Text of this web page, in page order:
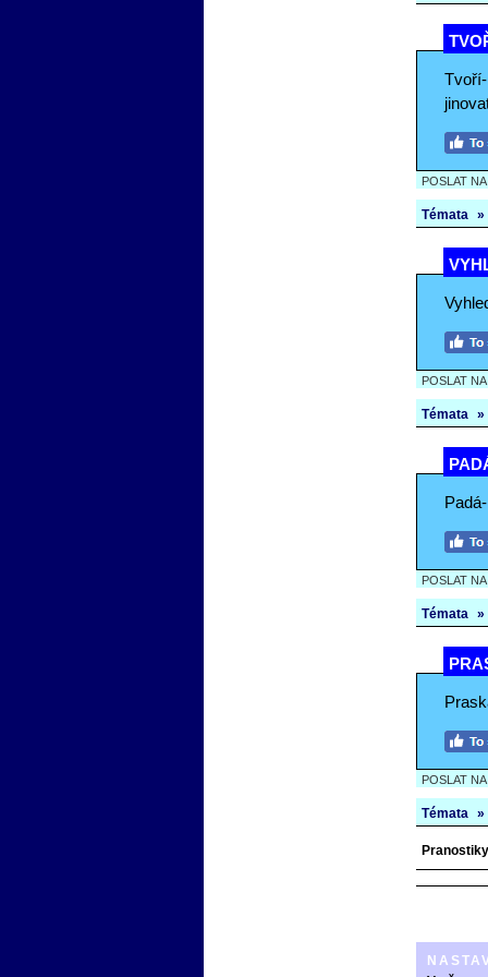
POSLAT NA
Témata »
POSLAT NA
Témata »
POSLAT NA
Témata »
POSLAT NA
Témata »